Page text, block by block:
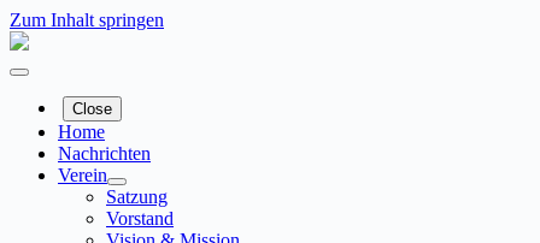
Zum Inhalt springen
Close
Home
Nachrichten
Verein
Satzung
Vorstand